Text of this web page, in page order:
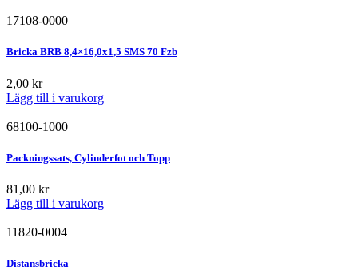
17108-0000
Bricka BRB 8,4×16,0x1,5 SMS 70 Fzb
2,00 kr
Lägg till i varukorg
68100-1000
Packningssats, Cylinderfot och Topp
81,00 kr
Lägg till i varukorg
11820-0004
Distansbricka